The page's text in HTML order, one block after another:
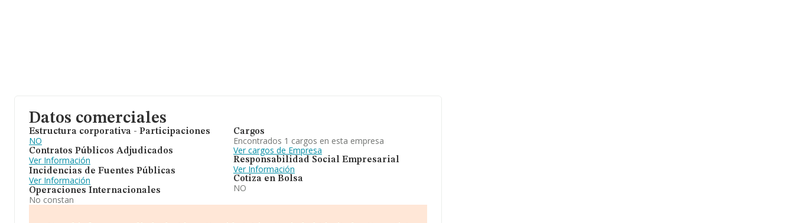
Datos comerciales
Estructura corporativa - Participaciones
NO
Contratos Públicos Adjudicados
Ver Información
Incidencias de Fuentes Públicas
Ver Información
Operaciones Internacionales
No constan
Cargos
Encontrados 1 cargos en esta empresa
Ver cargos de Empresa
Responsabilidad Social Empresarial
Ver Información
Cotiza en Bolsa
NO